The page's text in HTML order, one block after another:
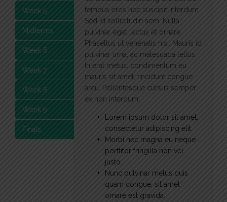
Week 5
Midterms
Week 6
Week 7
Week 8
Week 9
Finals
tempus eros nec suscipit interdum.
Sed id sollicitudin sem. Nulla
pulvinar eget lectus et ornare.
Phasellus ut venenatis nisi. Mauris id
pulvinar urna, ac malesuada tellus.
In erat metus, condimentum eu
mauris sit amet, tincidunt congue
arcu. Pellentesque cursus semper
ex non interdum.
Lorem ipsum dolor sit amet,
consectetur adipiscing elit.
Morbi nec magna eu neque
porttitor fringilla non vel
justo.
Nunc pulvinar metus quis
quam congue, sit amet
ornare est gravida.